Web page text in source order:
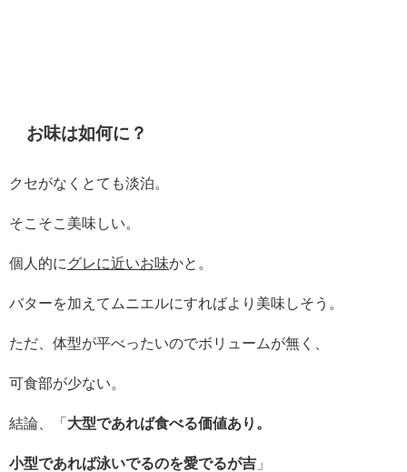
お味は如何に？
クセがなくとても淡泊。
そこそこ美味しい。
個人的にグレに近いお味かと。
バターを加えてムニエルにすればより美味しそう。
ただ、体型が平べったいのでボリュームが無く、
可食部が少ない。
結論、「 大型であれば食べる価値あり。
小型であれば泳いでるのを愛でるが吉 」